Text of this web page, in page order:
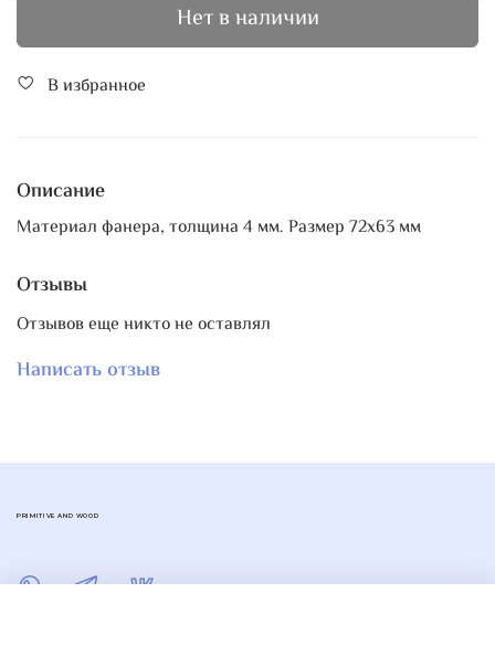
Нет в наличии
В избранное
Описание
Материал фанера, толщина 4 мм. Размер 72х63 мм
Отзывы
Отзывов еще никто не оставлял
Написать отзыв
PRIMITIVE AND WOOD